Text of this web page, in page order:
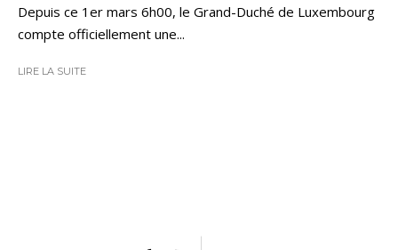
Depuis ce 1er mars 6h00, le Grand-Duché de Luxembourg
compte officiellement une...
LIRE LA SUITE